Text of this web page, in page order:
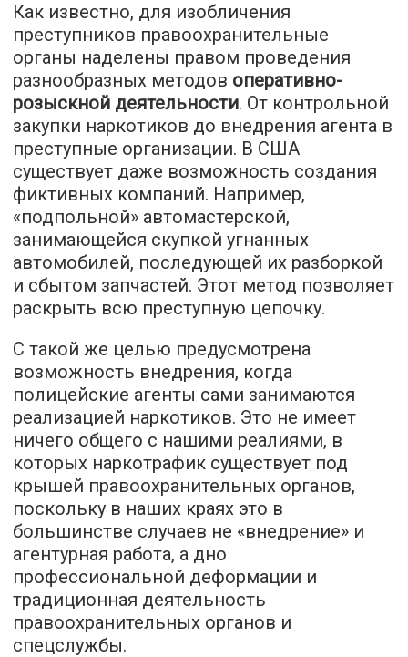
Как известно, для изобличения
преступников правоохранительные
органы наделены правом проведения
разнообразных методов оперативно-
розыскной деятельности. От контрольной
закупки наркотиков до внедрения агента в
преступные организации. В США
существует даже возможность создания
фиктивных компаний. Например,
«подпольной» автомастерской,
занимающейся скупкой угнанных
автомобилей, последующей их разборкой
и сбытом запчастей. Этот метод позволяет
раскрыть всю преступную цепочку.
С такой же целью предусмотрена
возможность внедрения, когда
полицейские агенты сами занимаются
реализацией наркотиков. Это не имеет
ничего общего с нашими реалиями, в
которых наркотрафик существует под
крышей правоохранительных органов,
поскольку в наших краях это в
большинстве случаев не «внедрение» и
агентурная работа, а дно
профессиональной деформации и
традиционная деятельность
правоохранительных органов и
спецслужбы.